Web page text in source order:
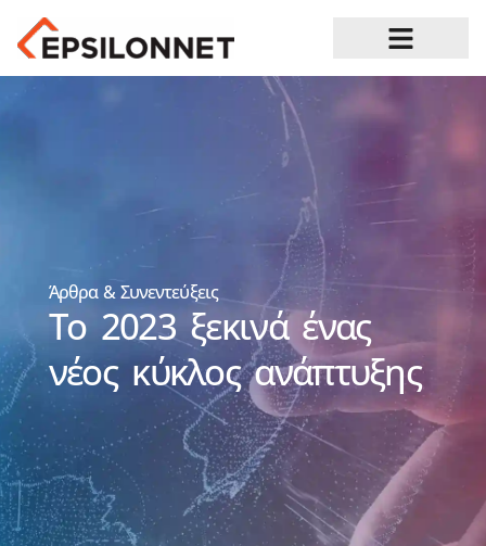
Άρθρα & Συνεντεύξεις
Το 2023 ξεκινά ένας
νέος κύκλος ανάπτυξης